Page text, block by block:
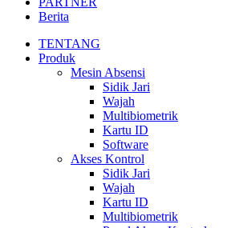
Berita
TENTANG
Produk
Mesin Absensi
Sidik Jari
Wajah
Multibiometrik
Kartu ID
Software
Akses Kontrol
Sidik Jari
Wajah
Kartu ID
Multibiometrik